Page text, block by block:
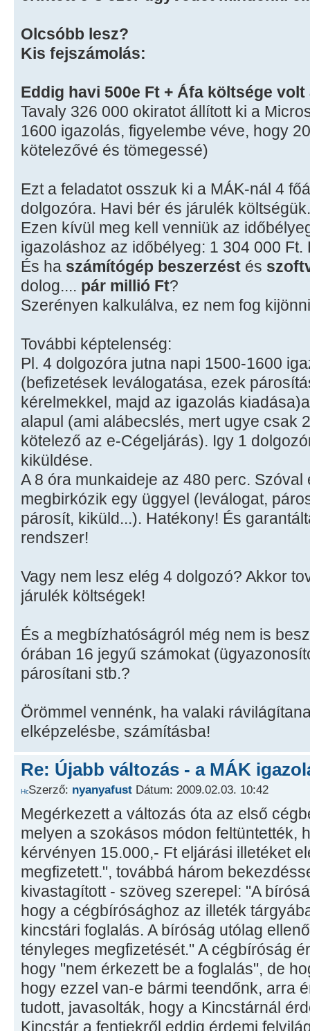
Olcsóbb lesz?
Kis fejszámolás:
Eddig havi 500e Ft + Áfa költsége
Tavaly 326 000 okiratot állított ki a
1600 igazolás, figyelembe véve, hogy
kötelezővé és tömegessé)
Ezt a feladatot osszuk ki a MÁK-nál 4
dolgozóra. Havi bér és járulék
Ezen kívül meg kell venniük az
igazoláshoz az időbélyeg: 1 304 000
És ha számítógép beszerzést és
dolog.... pár millió Ft?
Szerényen kalkulálva, ez nem fog
További képtelenség:
Pl. 4 dolgozóra jutna napi 1500-1600
(befizetések leválogatása, ezek
kérelmekkel, majd az igazolás
alapul (ami alábecslés, mert ugye csak
kötelező az e-Cégeljárás). Igy 1
kiküldése.
A 8 óra munkaideje az 480 perc.
megbirkózik egy üggyel (leválogat,
párosít, kiküld...). Hatékony! És
rendszer!
Vagy nem lesz elég 4 dolgozó? Akkor
járulék költségek!
És a megbízhatóságról még nem is
órában 16 jegyű számokat
párosítani stb.?
Örömmel vennénk, ha valaki
elképzelésbe, számításba!
Re: Újabb változás - a MÁK
Szerző: nyanyafust Dátum: 2009.02.03. 10:42
Megérkezett a változás óta az első
melyen a szokásos módon feltüntették,
kérvényen 15.000,- Ft eljárási illetéket
megfizetett.", továbbá három
kivastagított - szöveg szerepel: "A
hogy a cégbírósághoz az illeték
kincstári foglalás. A bíróság utólag
tényleges megfizetését." A cégbíróság
hogy "nem érkezett be a foglalás", de
hogy ezzel van-e bármi teendőnk, arra
tudott, javasolták, hogy a Kincstárnál
Kincstár a fentiekről eddig érdemi